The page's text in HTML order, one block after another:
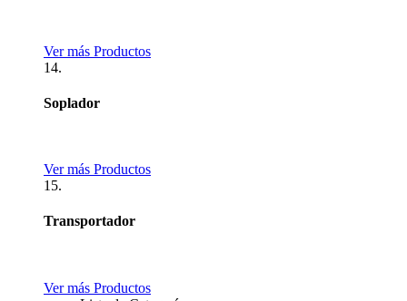
Ver más Productos
14.
Soplador
Ver más Productos
15.
Transportador
Ver más Productos